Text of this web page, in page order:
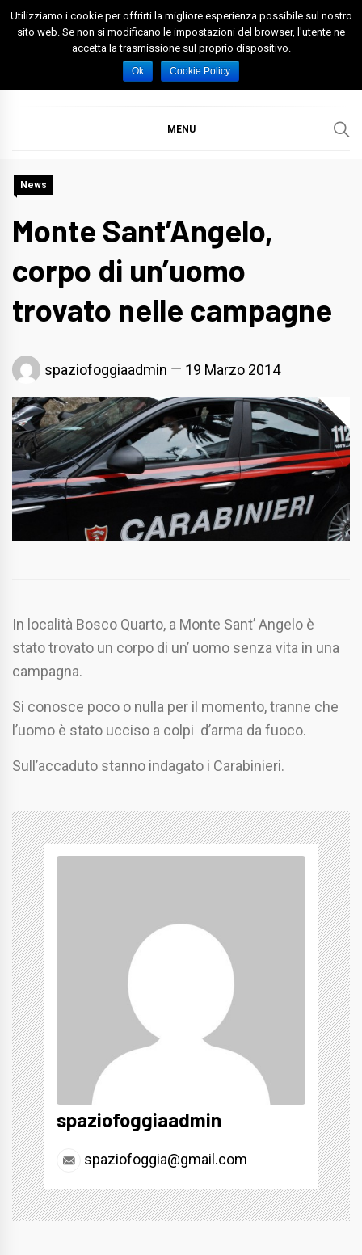
Skip
Spazio Foggia
Foggia News Calcio Eventi e Attività nella Capitanata
MENU
News
Monte Sant’Angelo,
corpo di un’uomo
trovato nelle campagne
spaziofoggiaadmin 19 Marzo 2014
In località Bosco Quarto, a Monte Sant’ Angelo è
stato trovato un corpo di un’ uomo senza vita in una
campagna.
Si conosce poco o nulla per il momento, tranne che
l’uomo è stato ucciso a colpi d’arma da fuoco.
Sull’accaduto stanno indagato i Carabinieri.
spaziofoggiaadmin
spaziofoggia@gmail.com
Utilizziamo i cookie per offrirti la migliore esperienza possibile sul nostro
sito web. Se non si modificano le impostazioni del browser, l'utente ne
accetta la trasmissione sul proprio dispositivo.
Ok Cookie Policy